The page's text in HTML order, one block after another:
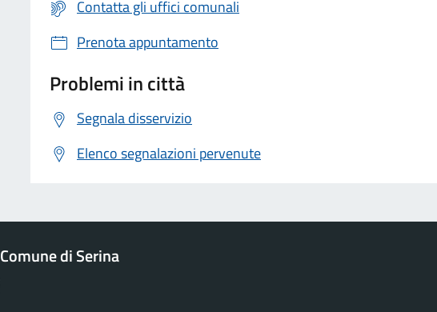
Contatta gli uffici comunali
Prenota appuntamento
Problemi in città
Segnala disservizio
Elenco segnalazioni pervenute
Comune di Serina